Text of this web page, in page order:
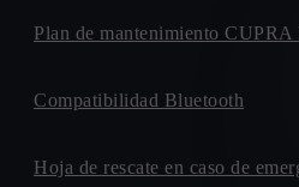
Plan de mantenimiento
Compatibilidad Bluetooth
Hoja de rescate en caso de